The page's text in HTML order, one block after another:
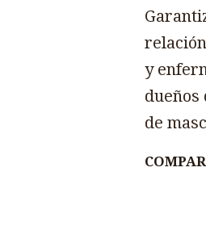
y
dueños
de